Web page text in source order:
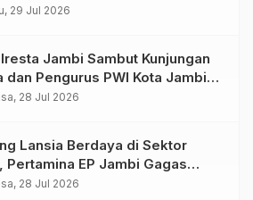
Sembilan Pelaku beserta
29 Jul 2026
Jambi Sambut Kunjungan
dan Pengurus PWI Kota Jambi
Sinergi dan Kolaborasi
28 Jul 2026
Lansia Berdaya di Sektor
Pertamina EP Jambi Gagas
Batik Eco-Print
28 Jul 2026